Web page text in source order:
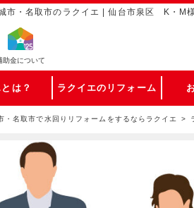
市・名取市のラクイエ | 仙台市泉区 K・M様
助金について
は？ ラクイエのリフォーム
・名取市で水回りリフォームをするならラクイエ